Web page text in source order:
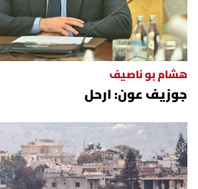
هشام بو ناصيف
جوزيف عون: ارحل